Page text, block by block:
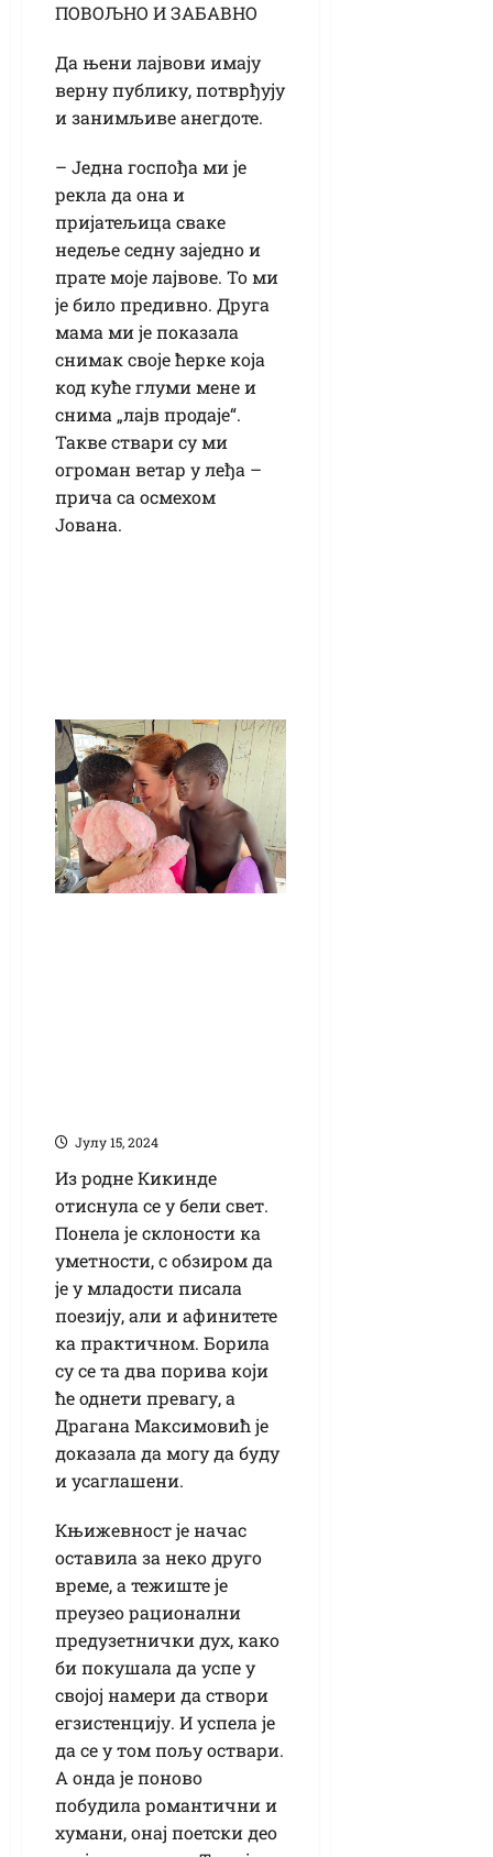
ПОВОЉНО И ЗАБАВНО
Да њени лајвови имају
верну публику, потврђују
и занимљиве анегдоте.
– Једна госпођа ми је
рекла да она и
пријатељица сваке
недеље седну заједно и
прате моје лајвове. То ми
је било предивно. Друга
мама ми је показала
снимак своје ћерке која
код куће глуми мене и
снима „лајв продаје“.
Такве ствари су ми
огроман ветар у леђа –
прича са осмехом
Јована.
Јулy 15, 2024
Из родне Кикинде
отиснула се у бели свет.
Понела је склоности ка
уметности, с обзиром да
је у младости писала
поезију, али и афинитете
ка практичном. Борила
су се та два порива који
ће однети превагу, а
Драгана Максимовић је
доказала да могу да буду
и усаглашени.
Књижевност је начас
оставила за неко друго
време, а тежиште је
преузео рационални
предузетнички дух, како
би покушала да успе у
својој намери да створи
егзистенцију. И успела је
да се у том пољу оствари.
А онда је поново
побудила романтични и
хумани, онај поетски део